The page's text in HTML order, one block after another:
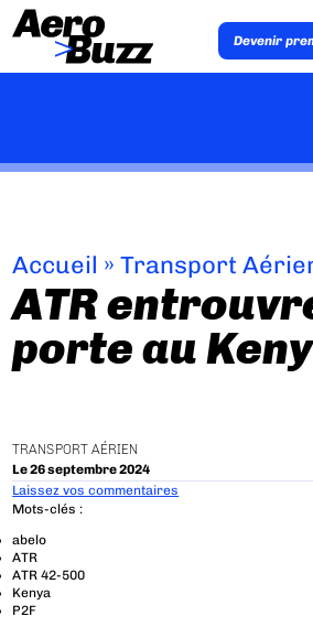
Devenir
Accueil »Transport
ATR
porte au
TRANSPORT AÉRIEN
Le 26 septembre 2024
Laissez vos commentaires
Mots-clés :
abelo
ATR
ATR 42-500
Kenya
P2F